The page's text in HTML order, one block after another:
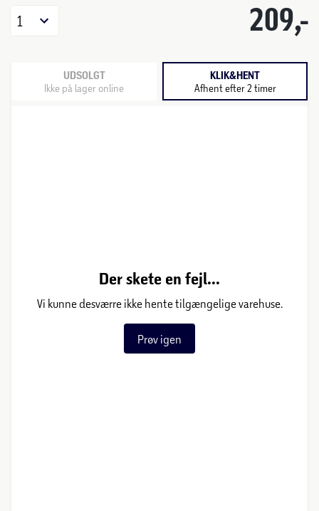
209,-
1
UDSOLGT
Ikke på lager online
KLIK&HENT
Afhent efter 2 timer
Der skete en fejl...
Vi kunne desværre ikke hente tilgængelige varehuse.
Prøv igen